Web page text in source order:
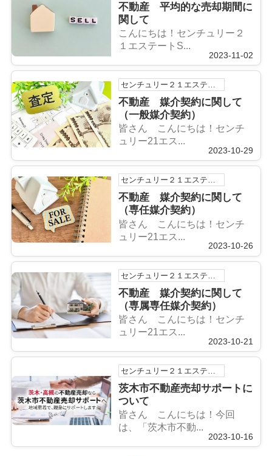
不動産 平均的な売却期間に
関して
こんにちは！センチュリー２
１エステートS...
2023-11-02
不動産 媒介契約に関して
（一般媒介契約）
皆さん こんにちは！センチ
ュリー21エス...
2023-10-29
センチュリー２１エステートSHINの浅利祐作です！
不動産 媒介契約に関して
（専任媒介契約）
皆さん こんにちは！センチ
ュリー21エス...
2023-10-26
不動産 媒介契約に関して
（専属専任媒介契約）
皆さん こんにちは！センチ
ュリー21エス...
2023-10-21
茨木市不動産売却サポートに
ついて
皆さん こんにちは！今回
は、「茨木市不動...
2023-10-16